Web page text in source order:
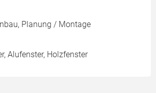
Planung / Montage
Alufenster, Holzfenster